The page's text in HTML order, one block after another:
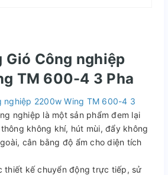
Gió Công nghiệp
TM 600-4 3 Pha
nghiệp 2200w Wing TM 600-4 3
nghiệp là một sản phẩm đem lại
không khí, hút mùi, đẩy không
cân bằng độ ẩm cho diện tích
thiết kế chuyển động trực tiếp, sử